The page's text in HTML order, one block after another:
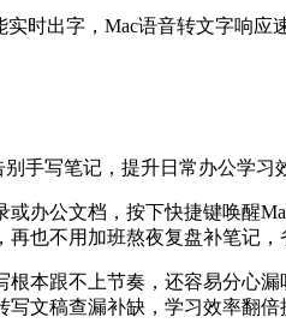
时出字，Mac语音转文字响应
手写笔记，提升日常办公学习
办公文档，按下快捷键唤醒
也不用加班熬夜复盘补笔记，
根本跟不上节奏，还容易分心
文稿查漏补缺，学习效率翻倍